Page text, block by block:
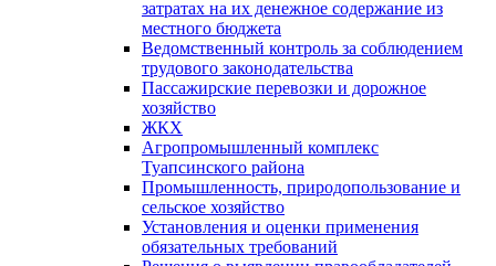
затратах на их денежное содержание из
местного бюджета
Ведомственный контроль за соблюдением
трудового законодательства
Пассажирские перевозки и дорожное
хозяйство
ЖКХ
Агропромышленный комплекс
Туапсинского района
Промышленность, природопользование и
сельское хозяйство
Установления и оценки применения
обязательных требований